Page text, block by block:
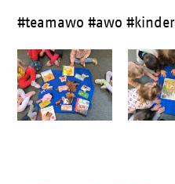
#teamawo #awo #kinder